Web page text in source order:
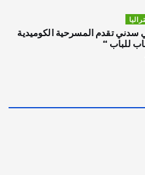
الاماراتية
وحلولها المستدامة
تقدم المسرحية الكوميدية
للباب “